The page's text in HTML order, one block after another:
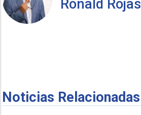
Ronald Rojas
Noticias Relacionadas